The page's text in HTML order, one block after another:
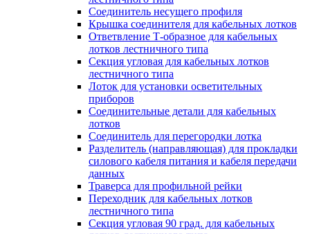
Соединитель несущего профиля
Крышка соединителя для кабельных лотков
Ответвление Т-образное для кабельных
лотков лестничного типа
Секция угловая для кабельных лотков
лестничного типа
Лоток для установки осветительных
приборов
Соединительные детали для кабельных
лотков
Соединитель для перегородки лотка
Разделитель (направляющая) для прокладки
силового кабеля питания и кабеля передачи
данных
Траверса для профильной рейки
Переходник для кабельных лотков
лестничного типа
Секция угловая 90 град. для кабельных